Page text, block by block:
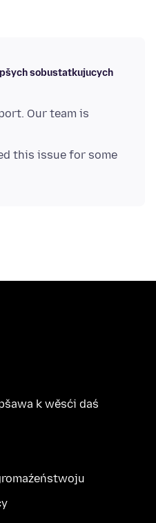
sobustatkujucych
Our team is
this issue for some
k wěsći daś